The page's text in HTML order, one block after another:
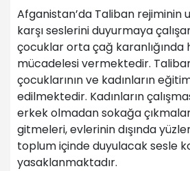
Afganistan’da Taliban rejiminin
karşı seslerini duyurmaya
çocuklar orta çağ
mücadelesi vermektedir.
çocuklarının ve kadınların
edilmektedir. Kadınların
erkek olmadan sokağa
gitmeleri, evlerinin dışında
toplum içinde duyulacak sesle
yasaklanmaktadır.